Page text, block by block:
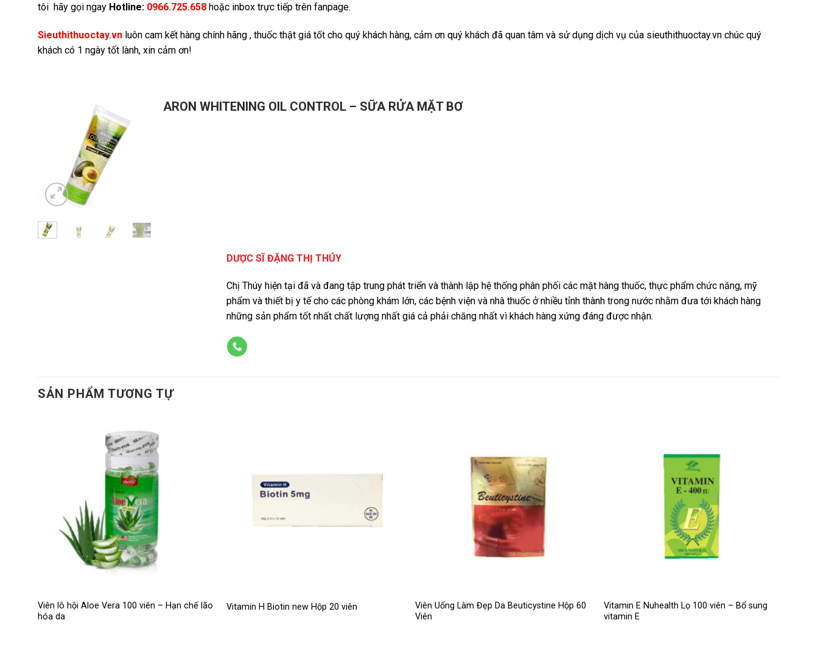
tôi hãy gọi ngay Hotline: 0966.725.658 hoặc inbox trực tiếp trên fanpage.
Sieuthithuoctay.vn luôn cam kết hàng chính hãng , thuốc thật giá tốt cho quý khách hàng, cảm ơn quý khách đã quan tâm và sử dụng dịch vụ của sieuthithuoctay.vn chúc quý
khách có 1 ngày tốt lành, xin cảm ơn!
ARON WHITENING OIL CONTROL – SỮA RỬA MẶT BƠ
DƯỢC SĨ ĐẶNG THỊ THÚY
Chị Thúy hiện tại đã và đang tập trung phát triển và thành lập hệ thống phân phối các mặt hàng thuốc, thực phẩm chức năng, mỹ
phẩm và thiết bị y tế cho các phòng khám lớn, các bệnh viện và nhà thuốc ở nhiều tỉnh thành trong nước nhằm đưa tới khách hàng
những sản phẩm tốt nhất chất lượng nhất giá cả phải chăng nhất vì khách hàng xứng đáng được nhận.
SẢN PHẨM TƯƠNG TỰ
Viên lô hội Aloe Vera 100 viên – Hạn chế lão
hóa da
Vitamin H Biotin new Hộp 20 viên
Viên Uống Làm Đẹp Da Beuticystine Hộp 60
Viên
Vitamin E Nuhealth Lọ 100 viên – Bổ sung
vitamin E